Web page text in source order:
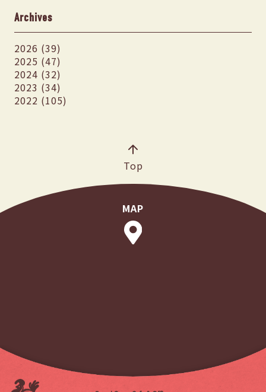
Archives
2026 (39)
2025 (47)
2024 (32)
2023 (34)
2022 (105)
Top
MAP